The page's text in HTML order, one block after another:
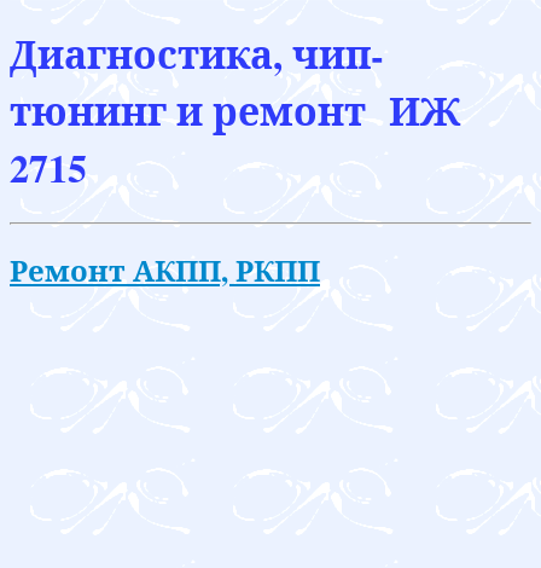
Диагностика, чип-
тюнинг и ремонт ИЖ
2715
Ремонт АКПП, РКПП